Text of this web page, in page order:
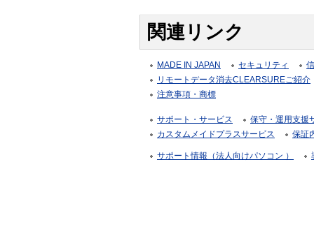
関連リンク
MADE IN JAPAN セキュリティ
リモートデータ消去CLEARSUREご紹介
注意事項・商標
サポート・サービス
保守・運用支援
カスタムメイドプラスサービス
保証
サポート情報（法人向けパソコン ）